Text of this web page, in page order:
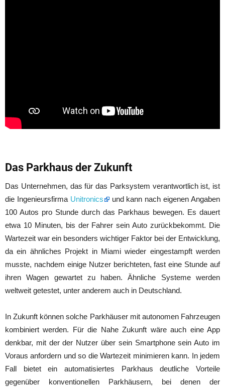
Das Parkhaus der Zukunft
Das Unternehmen, das für das Parksystem verantwortlich ist, ist
die Ingenieursfirma Unitronics
und kann nach eigenen Angaben
100 Autos pro Stunde durch das Parkhaus bewegen. Es dauert
etwa 10 Minuten, bis der Fahrer sein Auto zurückbekommt. Die
Wartezeit war ein besonders wichtiger Faktor bei der Entwicklung,
da ein ähnliches Projekt in Miami wieder eingestampft werden
musste, nachdem einige Nutzer berichteten, fast eine Stunde auf
ihren Wagen gewartet zu haben. Ähnliche Systeme werden
weltweit getestet, unter anderem auch in Deutschland.
In Zukunft können solche Parkhäuser mit autonomen Fahrzeugen
kombiniert werden. Für die Nahe Zukunft wäre auch eine App
denkbar, mit der der Nutzer über sein Smartphone sein Auto im
Voraus anfordern und so die Wartezeit minimieren kann. In jedem
Fall bietet ein automatisiertes Parkhaus deutliche Vorteile
gegenüber konventionellen Parkhäusern, bei denen der